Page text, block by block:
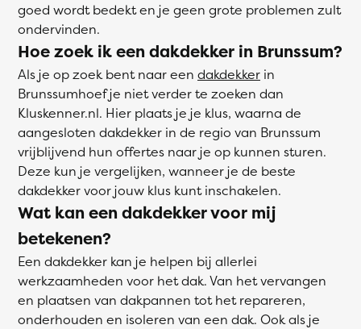
goed wordt bedekt en je geen grote problemen zult
ondervinden.
Hoe zoek ik een dakdekker in Brunssum?
Als je op zoek bent naar een dakdekker in
Brunssumhoef je niet verder te zoeken dan
Kluskenner.nl. Hier plaats je je klus, waarna de
aangesloten dakdekker in de regio van Brunssum
vrijblijvend hun offertes naar je op kunnen sturen.
Deze kun je vergelijken, wanneer je de beste
dakdekker voor jouw klus kunt inschakelen.
Wat kan een dakdekker voor mij
betekenen?
Een dakdekker kan je helpen bij allerlei
werkzaamheden voor het dak. Van het vervangen
en plaatsen van dakpannen tot het repareren,
onderhouden en isoleren van een dak. Ook als je